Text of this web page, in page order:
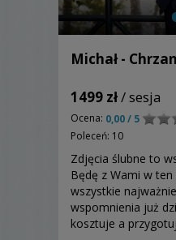
Michał -
1499 zł/ sesja
Ocena: 0,00 / 5
Poleceń: 10
Zdjęcia ślubne to
Będę z Wami w
wszystkie
wspomnienia już
kosztuje a